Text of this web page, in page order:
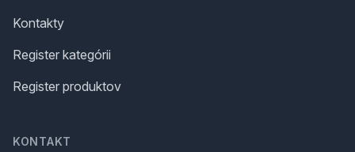
Kontakty
Register kategórii
Register produktov
KONTAKT